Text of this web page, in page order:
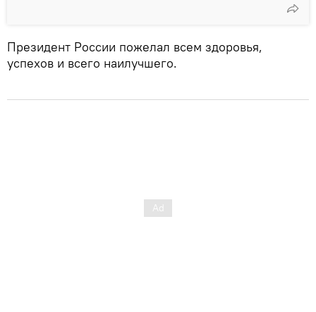
Президент России пожелал всем здоровья,
успехов и всего наилучшего.